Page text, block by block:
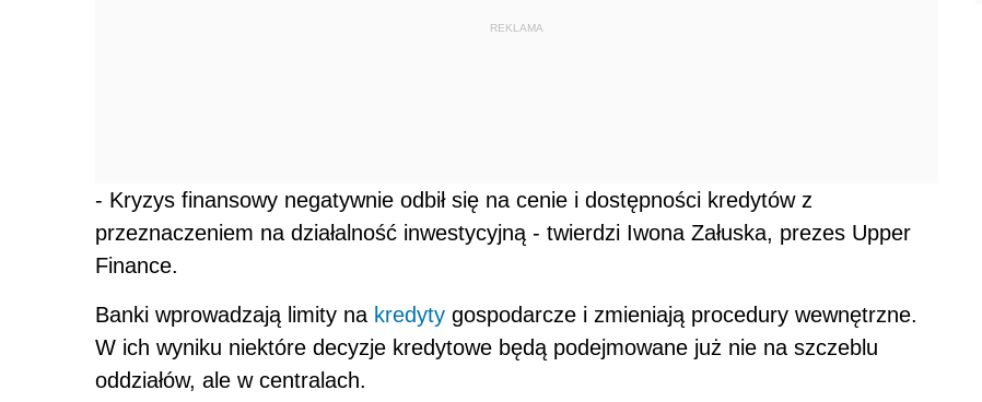
REKLAMA
- Kryzys finansowy negatywnie odbił się na cenie i dostępności kredytów z
przeznaczeniem na działalność inwestycyjną - twierdzi Iwona Załuska, prezes Upper
Finance.
Banki wprowadzają limity na kredyty gospodarcze i zmieniają procedury wewnętrzne.
W ich wyniku niektóre decyzje kredytowe będą podejmowane już nie na szczeblu
oddziałów, ale w centralach.